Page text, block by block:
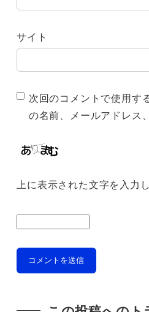
サイト
次回のコメントで使用す
の名前、メールアドレス
上に表示された文字を入力